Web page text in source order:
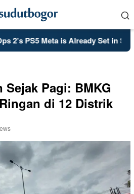
PS5 Meta is Already Set in Stone
Sejak Pagi: BMKG
di 12 Distrik